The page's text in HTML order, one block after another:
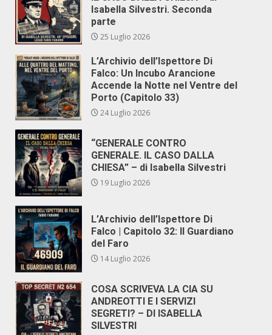
Isabella Silvestri. Seconda
parte
25 Luglio 2026
L’Archivio dell’Ispettore Di
Falco: Un Incubo Arancione
Accende la Notte nel Ventre del
Porto (Capitolo 33)
24 Luglio 2026
“GENERALE CONTRO
GENERALE. IL CASO DALLA
CHIESA” – di Isabella Silvestri
19 Luglio 2026
L’Archivio dell’Ispettore Di
Falco | Capitolo 32: Il Guardiano
del Faro
14 Luglio 2026
COSA SCRIVEVA LA CIA SU
ANDREOTTI E I SERVIZI
SEGRETI? – DI ISABELLA
SILVESTRI